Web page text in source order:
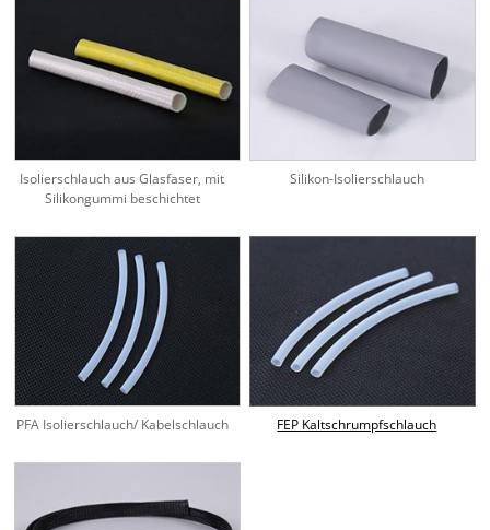
Isolierschlauch aus Glasfaser, mit
Silikongummi beschichtet
Silikon-Isolierschlauch
PFA Isolierschlauch/ Kabelschlauch FEP Kaltschrumpfschlauch